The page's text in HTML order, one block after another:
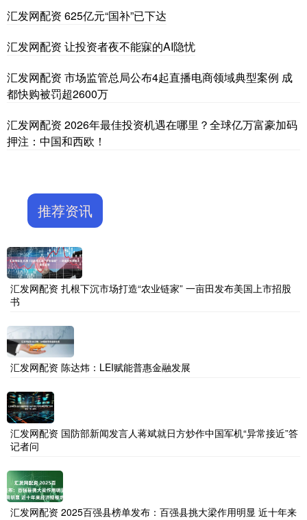
汇发网配资 625亿元“国补”已下达
汇发网配资 让投资者夜不能寐的AI隐忧
汇发网配资 市场监管总局公布4起直播电商领域典型案例 成
都快购被罚超2600万
汇发网配资 2026年最佳投资机遇在哪里？全球亿万富豪加码
押注：中国和西欧！
推荐资讯
汇发网配资 扎根下沉市场打造“农业链家” 一亩田发布美国上市招股
书
汇发网配资 陈达炜：LEI赋能普惠金融发展
汇发网配资 国防部新闻发言人蒋斌就日方炒作中国军机“异常接近”答
记者问
汇发网配资 2025百强县榜单发布：百强县挑大梁作用明显 近十年来